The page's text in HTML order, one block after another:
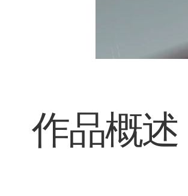
​作品概述